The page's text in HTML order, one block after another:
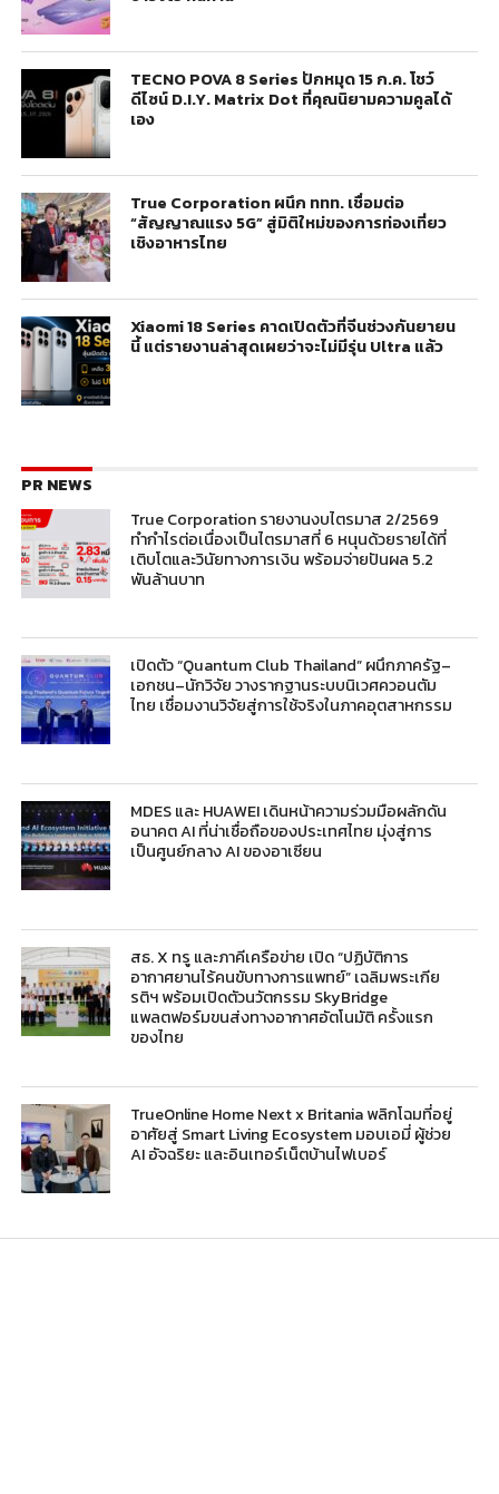
TECNO POVA 8 Series ปักหมุด 15 ก.ค. โชว์
ดีไซน์ D.I.Y. Matrix Dot ที่คุณนิยามความคูลได้
เอง
True Corporation ผนึก ททท. เชื่อมต่อ
“สัญญาณแรง 5G” สู่มิติใหม่ของการท่องเที่ยว
เชิงอาหารไทย
Xiaomi 18 Series คาดเปิดตัวที่จีนช่วงกันยายน
นี้ แต่รายงานล่าสุดเผยว่าจะไม่มีรุ่น Ultra แล้ว
PR NEWS
True Corporation รายงานงบไตรมาส 2/2569
ทำกำไรต่อเนื่องเป็นไตรมาสที่ 6 หนุนด้วยรายได้ที่
เติบโตและวินัยทางการเงิน พร้อมจ่ายปันผล 5.2
พันล้านบาท
เปิดตัว “Quantum Club Thailand” ผนึกภาครัฐ–
เอกชน–นักวิจัย วางรากฐานระบบนิเวศควอนตัม
ไทย เชื่อมงานวิจัยสู่การใช้จริงในภาคอุตสาหกรรม
MDES และ HUAWEI เดินหน้าความร่วมมือผลักดัน
อนาคต AI ที่น่าเชื่อถือของประเทศไทย มุ่งสู่การ
เป็นศูนย์กลาง AI ของอาเซียน
สธ. X ทรู และภาคีเครือข่าย เปิด “ปฏิบัติการ
อากาศยานไร้คนขับทางการแพทย์” เฉลิมพระเกีย
รติฯ พร้อมเปิดตัวนวัตกรรม SkyBridge
แพลตฟอร์มขนส่งทางอากาศอัตโนมัติ ครั้งแรก
ของไทย
TrueOnline Home Next x Britania พลิกโฉมที่อยู่
อาศัยสู่ Smart Living Ecosystem มอบเอมี่ ผู้ช่วย
AI อัจฉริยะ และอินเทอร์เน็ตบ้านไฟเบอร์